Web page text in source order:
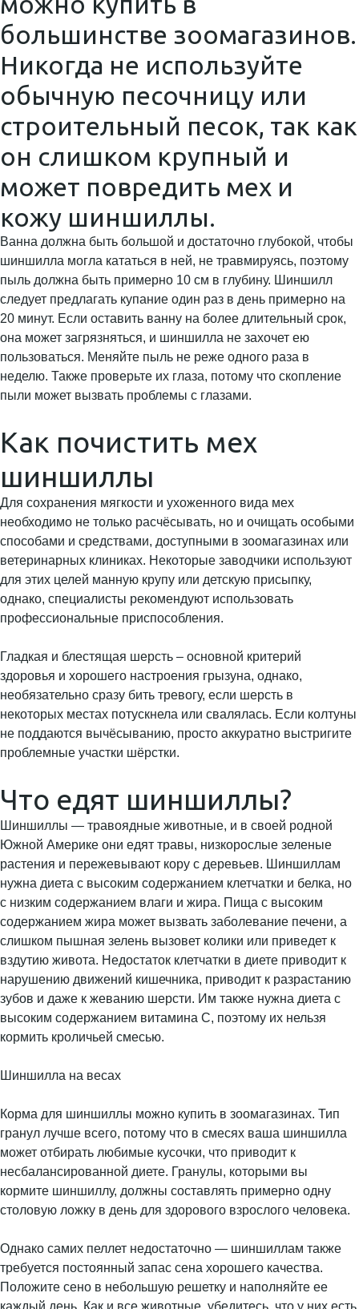
большинстве зоомагазинов.
Никогда не используйте
обычную песочницу или
строительный песок, так как
он слишком крупный и
может повредить мех и
кожу шиншиллы.
Ванна должна быть большой и достаточно глубокой, чтобы
шиншилла могла кататься в ней, не травмируясь, поэтому
пыль должна быть примерно 10 см в глубину. Шиншилл
следует предлагать купание один раз в день примерно на
20 минут. Если оставить ванну на более длительный срок,
она может загрязняться, и шиншилла не захочет ею
пользоваться. Меняйте пыль не реже одного раза в
неделю. Также проверьте их глаза, потому что скопление
пыли может вызвать проблемы с глазами.
Как почистить мех
шиншиллы
Для сохранения мягкости и ухоженного вида мех
необходимо не только расчёсывать, но и очищать особыми
способами и средствами, доступными в зоомагазинах или
ветеринарных клиниках. Некоторые заводчики используют
для этих целей манную крупу или детскую присыпку,
однако, специалисты рекомендуют использовать
профессиональные приспособления.
Гладкая и блестящая шерсть – основной критерий
здоровья и хорошего настроения грызуна, однако,
необязательно сразу бить тревогу, если шерсть в
некоторых местах потускнела или свалялась. Если колтуны
не поддаются вычёсыванию, просто аккуратно выстригите
проблемные участки шёрстки.
Что едят шиншиллы?
Шиншиллы — травоядные животные, и в своей родной
Южной Америке они едят травы, низкорослые зеленые
растения и пережевывают кору с деревьев. Шиншиллам
нужна диета с высоким содержанием клетчатки и белка, но
с низким содержанием влаги и жира. Пища с высоким
содержанием жира может вызвать заболевание печени, а
слишком пышная зелень вызовет колики или приведет к
вздутию живота. Недостаток клетчатки в диете приводит к
нарушению движений кишечника, приводит к разрастанию
зубов и даже к жеванию шерсти. Им также нужна диета с
высоким содержанием витамина С, поэтому их нельзя
кормить кроличьей смесью.
Шиншилла на весах
Корма для шиншиллы можно купить в зоомагазинах. Тип
гранул лучше всего, потому что в смесях ваша шиншилла
может отбирать любимые кусочки, что приводит к
несбалансированной диете. Гранулы, которыми вы
кормите шиншиллу, должны составлять примерно одну
столовую ложку в день для здорового взрослого человека.
Однако самих пеллет недостаточно — шиншиллам также
требуется постоянный запас сена хорошего качества.
Положите сено в небольшую решетку и наполняйте ее
каждый день. Как и все животные, убедитесь, что у них есть